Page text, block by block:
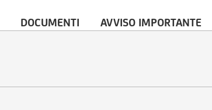
DOCUMENTI AVVISO IMPORTANTE